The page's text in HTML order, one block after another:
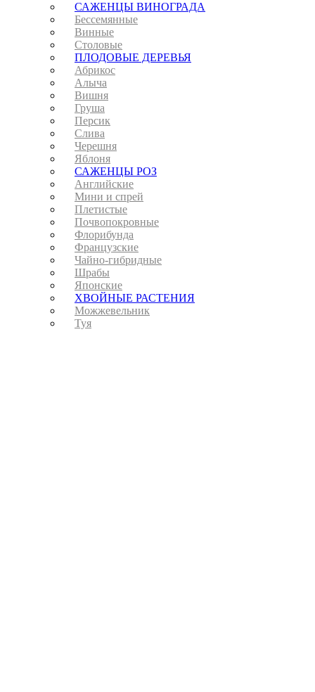
САЖЕНЦЫ ВИНОГРАДА
Бессемянные
Винные
Столовые
ПЛОДОВЫЕ ДЕРЕВЬЯ
Абрикос
Алыча
Вишня
Груша
Персик
Слива
Черешня
Яблоня
САЖЕНЦЫ РОЗ
Английские
Мини и спрей
Плетистые
Почвопокровные
Флорибунда
Французские
Чайно-гибридные
Шрабы
Японские
ХВОЙНЫЕ РАСТЕНИЯ
Можжевельник
Туя